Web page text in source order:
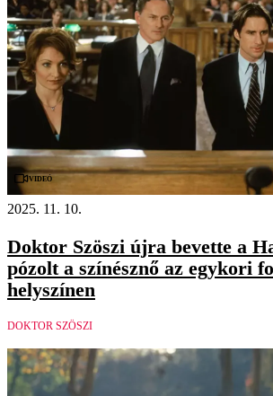
Videó
2025. 11. 10.
Doktor Szöszi újra bevette a
pózolt a színésznő az egykori
helyszínen
DOKTOR SZÖSZI